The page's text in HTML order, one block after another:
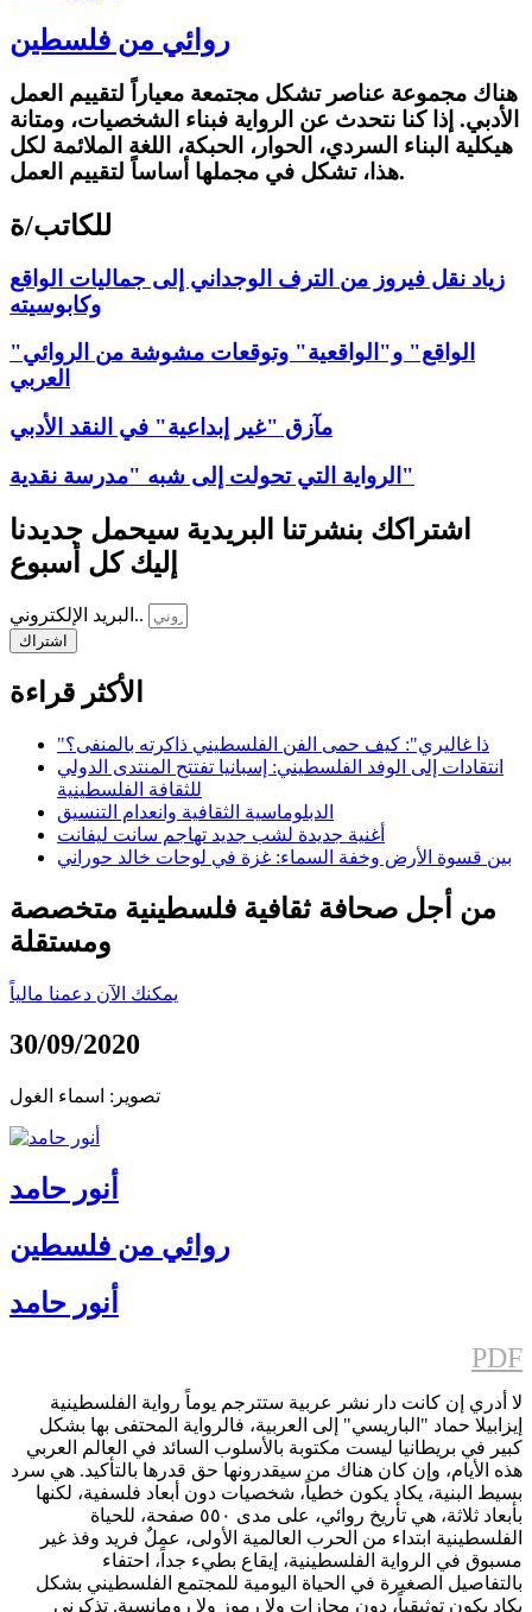
روائي من فلسطين
هناك مجموعة عناصر تشكل مجتمعة معياراً لتقييم العمل
الأدبي. إذا كنا نتحدث عن الرواية فبناء الشخصيات، ومتانة
هيكلية البناء السردي، الحوار، الحبكة، اللغة الملائمة لكل
هذا، تشكل في مجملها أساساً لتقييم العمل.
للكاتب/ة
زياد نقل فيروز من الترف الوجداني إلى جماليات الواقع
وكابوسيته
"الواقع" و"الواقعية" وتوقعات مشوشة من الروائي
العربي
مآزق "غير إبداعية" في النقد الأدبي
الرواية التي تحولت إلى شبه "مدرسة نقدية"
اشتراكك بنشرتنا البريدية سيحمل جديدنا
إليك كل أسبوع
البريد الإلكتروني..
اشتراك
الأكثر قراءة
"ذا غاليري": كيف حمى الفن الفلسطيني ذاكرته بالمنفى؟
انتقادات إلى الوفد الفلسطيني: إسبانيا تفتتح المنتدى الدولي
للثقافة الفلسطينية
الدبلوماسية الثقافية وانعدام التنسيق
أغنية جديدة لشب جديد تهاجم سانت ليفانت
بين قسوة الأرض وخفة السماء: غزة في لوحات خالد حوراني
من أجل صحافة ثقافية فلسطينية متخصصة
ومستقلة
يمكنك الآن دعمنا مالياً
30/09/2020
تصوير: اسماء الغول
أنور حامد
روائي من فلسطين
أنور حامد
PDF
لا أدري إن كانت دار نشر عربية ستترجم يوماً رواية الفلسطينية
إيزابيلا حماد "الباريسي" إلى العربية، فالرواية المحتفى بها بشكل
كبير في بريطانيا ليست مكتوبة بالأسلوب السائد في العالم العربي
هذه الأيام، وإن كان هناك من سيقدرونها حق قدرها بالتأكيد. هي سرد
بسيط البنية، يكاد يكون خطياً، شخصيات دون أبعاد فلسفية، لكنها
بأبعاد ثلاثة، هي تأريخ روائي، على مدى ٥٥٠ صفحة، للحياة
الفلسطينية ابتداء من الحرب العالمية الأولى، عملٌ فريد وفذ غير
مسبوق في الرواية الفلسطينية، إيقاع بطيء جداً، احتفاء
بالتفاصيل الصغيرة في الحياة اليومية للمجتمع الفلسطيني بشكل
يكاد يكون توثيقياً، دون مجازات ولا رموز ولا رومانسية. تذكرني